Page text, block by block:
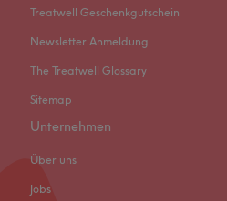
Treatwell Geschenkgutschein
Newsletter Anmeldung
The Treatwell Glossary
Sitemap
Unternehmen
Über uns
Jobs